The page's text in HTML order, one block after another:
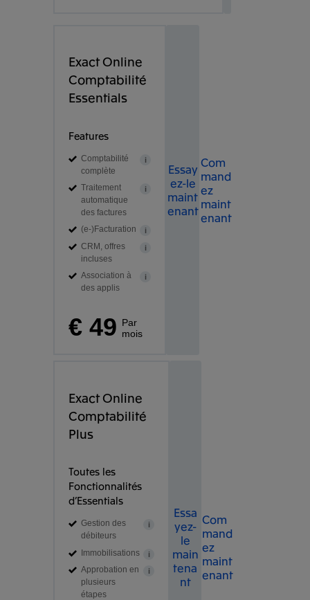
Exact Online
Comptabilité
Essentials
Features
Comptabilité
complète
i
Traitement
automatique
des factures
i
(e-)Facturation i
CRM, offres
incluses
i
Association à
des applis
i
€ 49 Par
mois
Essay
ez-le
maint
enant
Com
mand
ez
maint
enant
Exact Online
Comptabilité
Plus
Toutes les
Fonctionnalités
d’Essentials
Gestion des
débiteurs
i
Immobilisations i
Approbation en
plusieurs
étapes
i
Essa
yez-
le
main
tena
nt
Com
mand
ez
maint
enant